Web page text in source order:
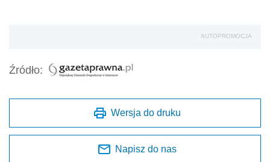
AUTOPROMOCJA
Źródło:
Wersja do druku
Napisz do nas